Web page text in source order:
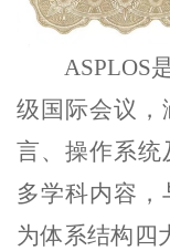
ASPLOS
级国际会议
言、操作系统
多学科内容
为体系结构四